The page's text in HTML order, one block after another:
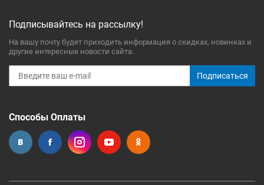
Подписывайтесь на рассылку!
На вашу почту будет приходить информация о скидках, новинках и
другие интересные новости сайта.
Подписаться
Способы Оплаты